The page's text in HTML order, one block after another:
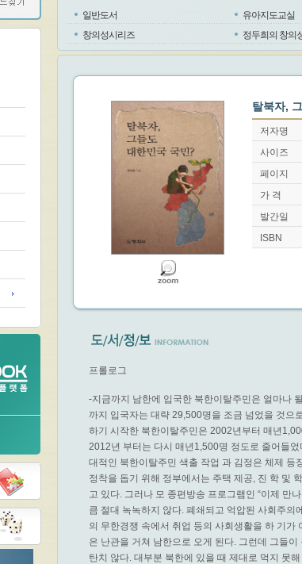
일반도서 유아지도교실
창의성시리즈
정두희의 창의
탈북자,
저자명
사이즈
페이지
가 격
발간일
ISBN
프롤로그
-지금까지 남한에 입국한 북한이탈주민은 얼마나
까지 입국자는 대략 29,500명을 조금 넘었을 것으
하기 시작한 북한이탈주민은 2002년부터 매년
2012년 부터는 다시 매년1,500명 정도로 줄어들
대적인 북한이탈주민 색출 작업 과 김정은 체제 등
정착을 돕기 위해 정부에서는 주택 제공, 진 학 및
고 있다. 그러나 모 종편방송 프로그램인 “이제 만
큼 절대 녹녹하지 않다. 폐쇄되고 억압된 사회주의
의 무한경쟁 속에서 취업 등의 사회생활을 하 기
은 난관을 거쳐 남한으로 오게 된다. 그런데 그들
탄치 않다. 대부분 북한에 있을 때 제대로 먹지 못